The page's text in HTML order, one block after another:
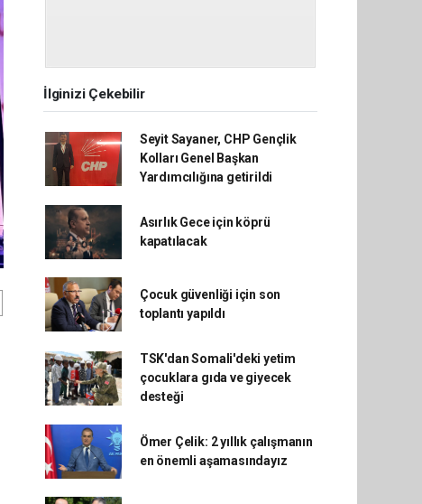
İlginizi Çekebilir
Seyit Sayaner, CHP Gençlik
Kolları Genel Başkan
Yardımcılığına getirildi
Asırlık Gece için köprü
kapatılacak
Çocuk güvenliği için son
toplantı yapıldı
TSK'dan Somali'deki yetim
çocuklara gıda ve giyecek
desteği
Ömer Çelik: 2 yıllık çalışmanın
en önemli aşamasındayız